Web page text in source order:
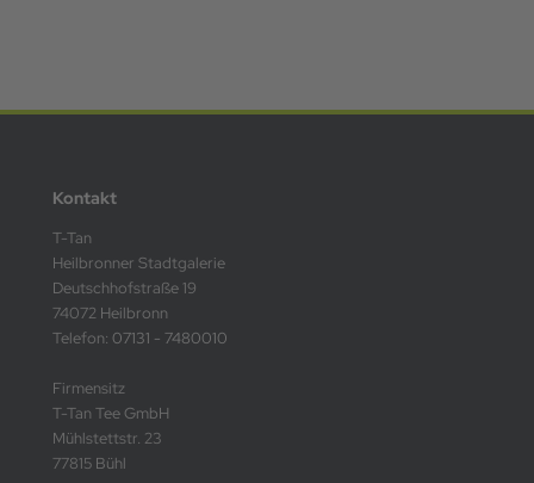
Kontakt
T-Tan
Heilbronner Stadtgalerie
Deutschhofstraße 19
74072 Heilbronn
Telefon: 07131 - 7480010
Firmensitz
T-Tan Tee GmbH
Mühlstettstr. 23
77815 Bühl